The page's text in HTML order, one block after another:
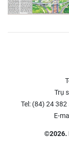
Trụ
Tel: (84) 24
E-
©2026.